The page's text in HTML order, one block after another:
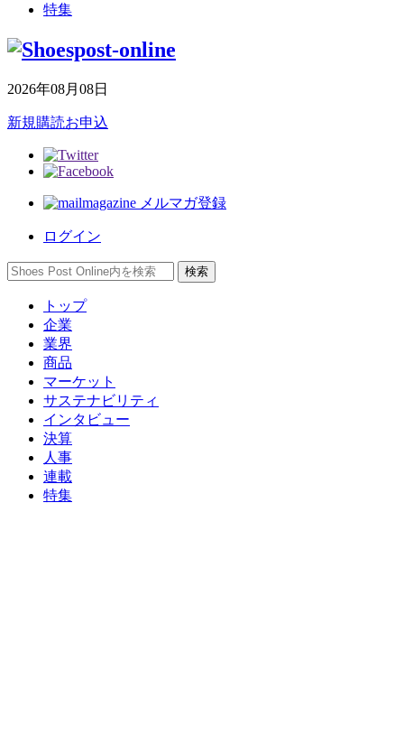
特集
2026年08月08日
新規購読お申込
メルマガ登録
ログイン
トップ
企業
業界
商品
マーケット
サステナビリティ
インタビュー
決算
人事
連載
特集